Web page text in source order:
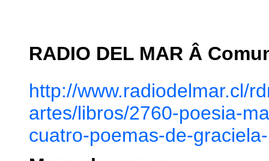
RADIO DEL MAR Â
http://www.radiodelmar.cl/
artes/libros/2760-poesia-
cuatro-poemas-de-